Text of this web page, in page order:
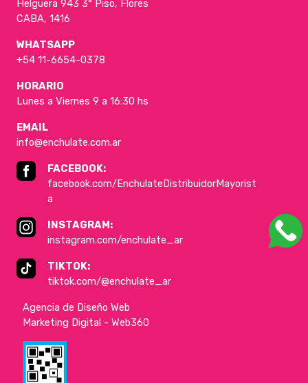
Helguera 943 3° Piso, Flores
CABA, 1416
WHATSAPP
+54 11-6654-0378
HORARIO
Lunes a Viernes 9 a 16:30 hs
EMAIL
info@enchulate.com.ar
FACEBOOK:
facebook.com/EnchulateDistribuidorMayorist
a
INSTAGRAM:
instagram.com/enchulate_ar
TIKTOK:
tiktok.com/@enchulate_ar
Agencia de Diseño Web
Marketing Digital - Web360